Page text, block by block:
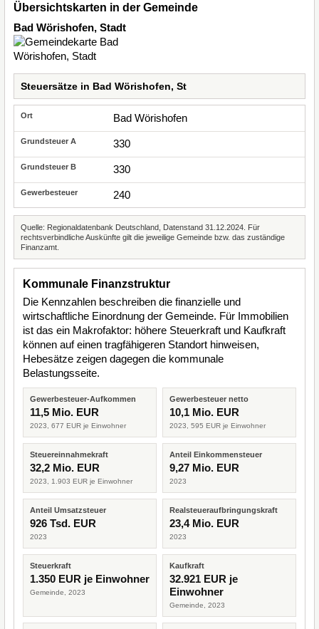
Übersichtskarten in der Gemeinde
Bad Wörishofen, Stadt
Steuersätze in Bad Wörishofen, St
Bad Wörishofen
330
330
240
Quelle: Regionaldatenbank Deutschland, Datenstand 31.12.2024. Für
rechtsverbindliche Auskünfte gilt die jeweilige Gemeinde bzw. das zuständige
Finanzamt.
Kommunale Finanzstruktur
Die Kennzahlen beschreiben die finanzielle und
wirtschaftliche Einordnung der Gemeinde. Für Immobilien
ist das ein Makrofaktor: höhere Steuerkraft und Kaufkraft
können auf einen tragfähigeren Standort hinweisen,
Hebesätze zeigen dagegen die kommunale
Belastungsseite.
Gewerbesteuer-Aufkommen
11,5 Mio. EUR
2023, 677 EUR je Einwohner
Gewerbesteuer netto
10,1 Mio. EUR
2023, 595 EUR je Einwohner
Steuereinnahmekraft
32,2 Mio. EUR
2023, 1.903 EUR je Einwohner
Anteil Einkommensteuer
9,27 Mio. EUR
2023
Anteil Umsatzsteuer
926 Tsd. EUR
2023
Realsteueraufbringungskraft
23,4 Mio. EUR
2023
Steuerkraft
1.350 EUR je Einwohner
Gemeinde, 2023
Kaufkraft
32.921 EUR je
Einwohner
Gemeinde, 2023